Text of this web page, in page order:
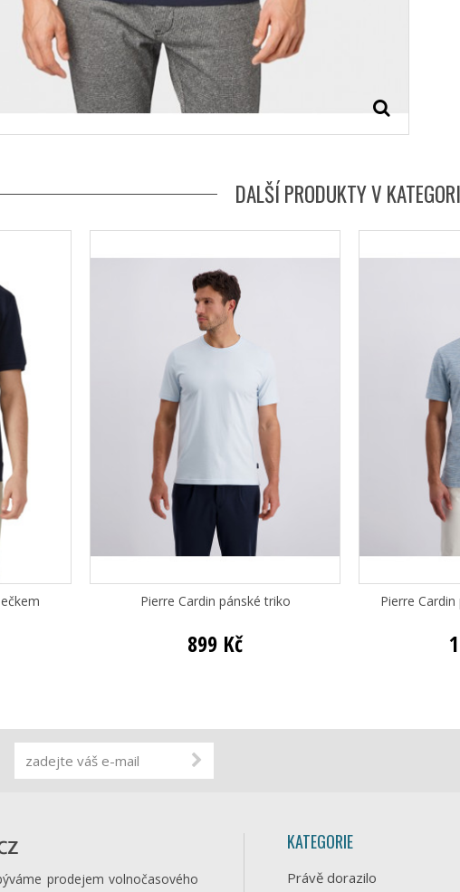
DALŠÍ PRODUKTY V
Pierre Cardin pánské triko
899 Kč
Pierre
prodejem volnočasového
KATEGORIE
Právě dorazilo